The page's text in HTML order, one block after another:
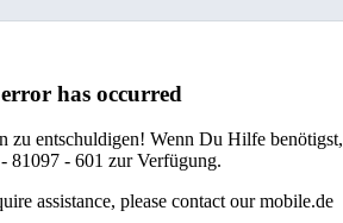
has occurred
zu entschuldigen! Wenn Du Hilfe benötigst,
81097 - 601 zur Verfügung.
assistance, please contact our mobile.de